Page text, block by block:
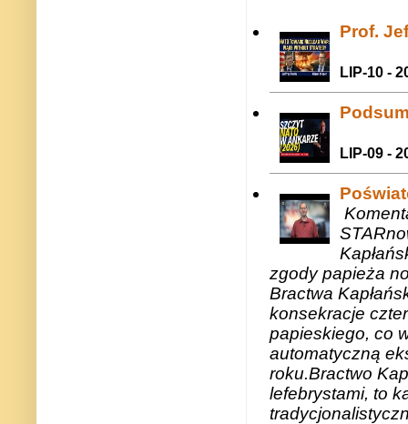
Prof.
LIP-10 -
LIP-09 -
zgody papieża
Bractwa
konsekracje
papieskiego, co
automatyczną
roku.Bractwo
lefebrystami, to